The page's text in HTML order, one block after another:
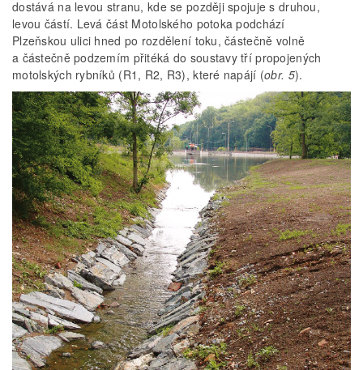
dostává na levou stranu, kde se později spojuje s druhou,
levou částí. Levá část Motolského potoka podchází
Plzeňskou ulici hned po rozdělení toku, částečně volně
a částečně podzemím přitéká do soustavy tří propojených
motolských rybníků (R1, R2, R3), které napájí (obr. 5).